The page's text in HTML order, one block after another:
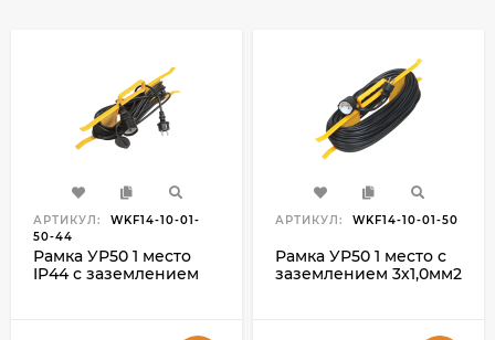
АРТИКУЛ:
WKF14-10-01-
50-44
Рамка УР50 1 место
IP44 с заземлением
АРТИКУЛ: WKF14-10-01-50
Рамка УР50 1 место с
заземлением 3х1,0мм2